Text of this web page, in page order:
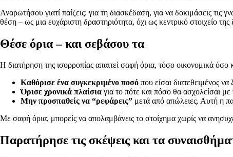
Αναρωτήσου γιατί παίζεις: για τη διασκέδαση, για να δοκιμάσεις
θέση – ως μια ευχάριστη δραστηριότητα, όχι ως κεντρικό στοιχείο
Θέσε όρια – και σεβάσου τα
Η διατήρηση της ισορροπίας απαιτεί σαφή όρια, τόσο οικονομικά όσο
Καθόρισε ένα συγκεκριμένο ποσό που είσαι διατεθειμένος
Όρισε χρονικά πλαίσια για το πότε και πόσο θα ασχολείσαι
Μην προσπαθείς να “ρεφάρεις” μετά από απώλειες. Αυτή η
Με σαφή όρια, μπορείς να απολαμβάνεις το στοίχημα χωρίς να
Παρατήρησε τις σκέψεις και τα